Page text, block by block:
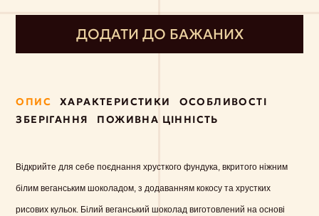
ДОДАТИ ДО БАЖАНИХ
ОПИС ХАРАКТЕРИСТИКИ
ОСОБЛИВОСТІ
ЗБЕРІГАННЯ
ПОЖИВНА ЦІННІСТЬ
Відкрийте для себе поєднання хрусткого фундука, вкритого ніжним
білим веганським шоколадом, з додаванням кокосу та хрустких
рисових кульок. Білий веганський шоколад виготовлений на основі